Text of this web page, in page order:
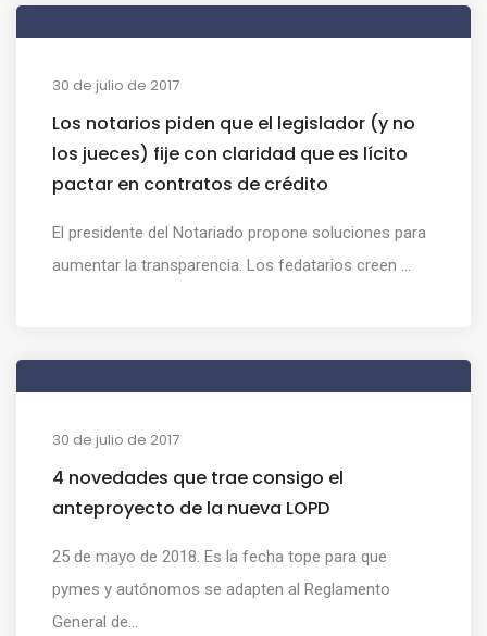
30 de julio de 2017
Los notarios piden que el legislador (y no
los jueces) fije con claridad que es lícito
pactar en contratos de crédito
El presidente del Notariado propone soluciones para
aumentar la transparencia. Los fedatarios creen ...
30 de julio de 2017
4 novedades que trae consigo el
anteproyecto de la nueva LOPD
25 de mayo de 2018. Es la fecha tope para que
pymes y autónomos se adapten al Reglamento
General de...